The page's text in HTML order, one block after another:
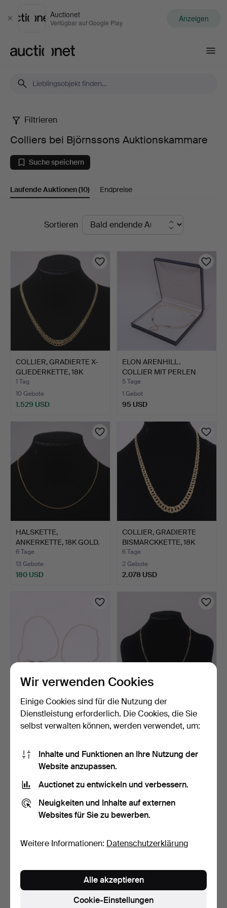
Schließen
Auctionet
Verfügbar auf Google Play Anzeigen
Colliers
bei
Björnssons
Auktionskammare
Filtrieren
Colliers bei Björnssons Auktionskammare
Suche speichern
Laufende Auktionen(10) Endpreise
LaufendeSortieren
COLLIER, GRADIERTE X-
GLIEDERKETTE, 18K
GOL…
1 Tag
10 Gebote
1.529 USD
ELON ARENHILL.
COLLIER MIT PERLEN
UND VERS…
5 Tage
1 Gebot
95 USD
HALSKETTE,
ANKERKETTE, 18K GOLD.
6 Tage
13 Gebote
180 USD
COLLIER, GRADIERTE
BISMARCKKETTE, 18K
GOLD.
6 Tage
2 Gebote
2.078 USD
DOPPELTER
PERLENVERSCHLUSS
MIT DIAMANTEN.
7 Tage
COLLIER, 18K GOLD.
8 Tage
COLLIER,
FUCHSSCHWANZ, 18K
GOLD.
8 Tage
COLLIER, DOSIERTE
BISMARCK-KETTE, 18K
GOLD.
11 Tage
11 Gebote
Wir verwenden Cookies
Einige Cookies sind für die Nutzung der
Dienstleistung erforderlich. Die Cookies, die Sie
selbst verwalten können, werden verwendet, um:
Inhalte und Funktionen an Ihre Nutzung der
Website anzupassen.
Auctionet zu entwickeln und verbessern.
Neuigkeiten und Inhalte auf externen
Websites für Sie zu bewerben.
Weitere Informationen: Datenschutzerklärung
Cookie-Einstellungen
Alle akzeptieren